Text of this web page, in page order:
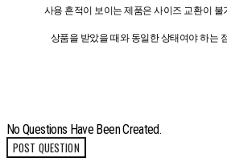
사용 흔적이 보이는 제품은 사이즈 교환이 불
상품을 받았을 때와 동일한 상태여야 하는
No Questions Have Been Created.
POST QUESTION